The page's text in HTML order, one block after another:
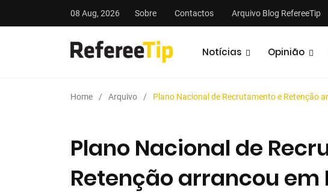
08 Aug, 2026 Sobre Contactos Arquivo Blog RefereeTip
Notícias Opinião
Home Arquivo Plano Nacional de Recrutamento e Retenção
Plano Nacional de
Retenção arrancou em
Análises